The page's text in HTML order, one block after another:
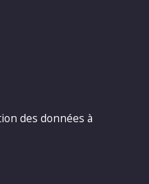
des données à